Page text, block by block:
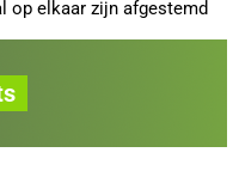
op elkaar zijn afgestemd